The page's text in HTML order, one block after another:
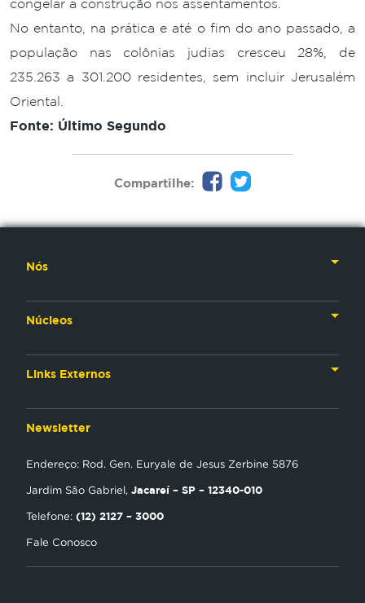
congelar a construção nos assentamentos.
No entanto, na prática e até o fim do ano passado, a
população nas colônias judias cresceu 28%, de
235.263 a 301.200 residentes, sem incluir Jerusalém
Oriental.
Fonte: Último Segundo
Compartilhe:
Nós
Núcleos
Links Externos
Encontre uma Igreja
Newsletter
Endereço: Rod. Gen. Euryale de Jesus Zerbine 5876
Jardim São Gabriel, Jacareí – SP – 12340-010
Telefone: (12) 2127 – 3000
Fale Conosco